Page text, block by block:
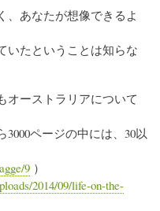
あなたが想像できるよ
いたということは知らな
ーストラリアについて
ページの中には、30以
9 ）
2014/09/life-on-the-